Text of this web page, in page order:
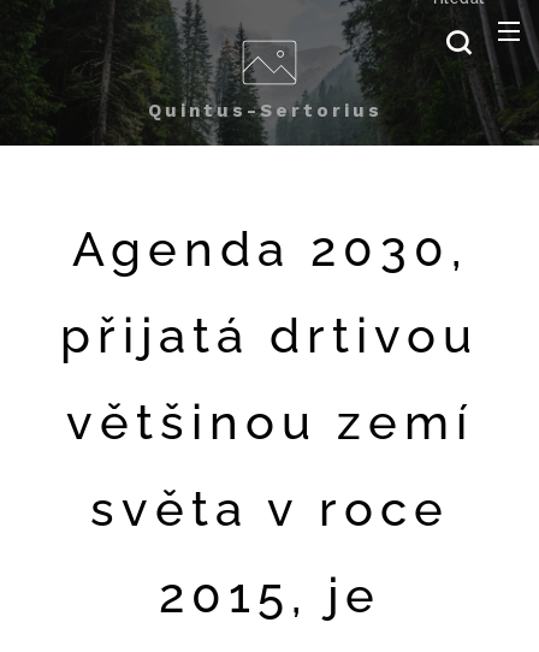
Quintus-Sertorius
Agenda 2030,
přijatá drtivou
většinou zemí
světa v roce
2015, je